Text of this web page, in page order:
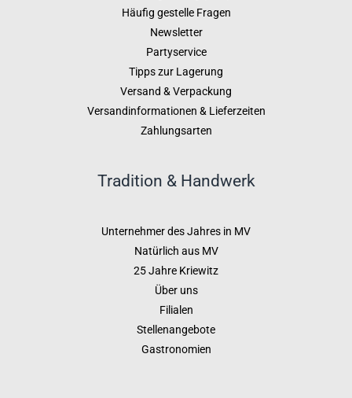
Häufig gestelle Fragen
Newsletter
Partyservice
Tipps zur Lagerung
Versand & Verpackung
Versandinformationen & Lieferzeiten
Zahlungsarten
Tradition & Handwerk
Unternehmer des Jahres in MV
Natürlich aus MV
25 Jahre Kriewitz
Über uns
Filialen
Stellenangebote
Gastronomien